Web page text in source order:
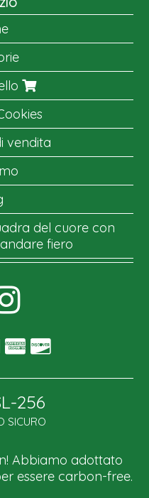
vendita
del cuore con
fiero
256
SICURO
Abbiamo adottato
essere carbon-free.